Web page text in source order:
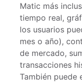
Matic más
tiempo real,
los usuarios
mes o año),
de mercado,
transacciones
También puede